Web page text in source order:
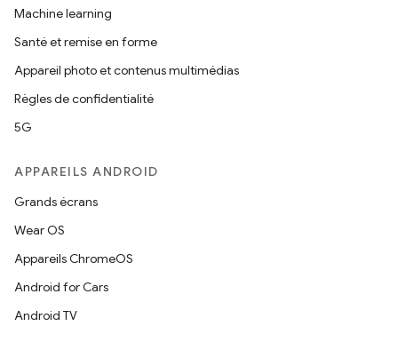
Machine learning
Santé et remise en forme
Appareil photo et contenus multimédias
Règles de confidentialité
5G
APPAREILS ANDROID
Grands écrans
Wear OS
Appareils ChromeOS
Android for Cars
Android TV